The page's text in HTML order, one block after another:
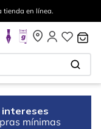
tienda en línea.
intereses
mínimas